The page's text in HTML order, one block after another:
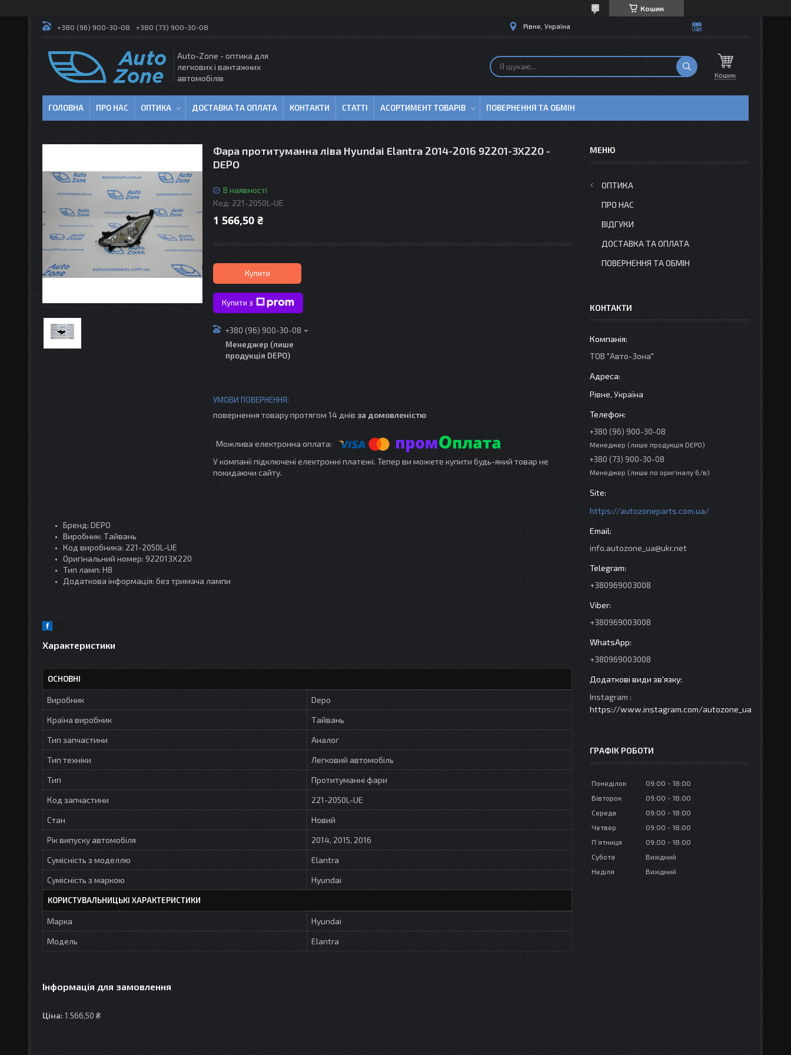
Кошик
+380 (96) 900-30-08 +380 (73) 900-30-08 Рівне, Україна
Auto-Zone - оптика для
легкових і вантажних
автомобілів
Кошик
ГОЛОВНА ПРО НАС ОПТИКА ДОСТАВКА ТА ОПЛАТА КОНТАКТИ СТАТТІ АСОРТИМЕНТ ТОВАРІВ ПОВЕРНЕННЯ ТА ОБМІН
Фара протитуманна ліва Hyundai Elantra 2014-2016 92201-3X220 -
DEPO
В наявності
Код: 221-2050L-UE
1 566,50 ₴
Купити
Купити з
+380 (96) 900-30-08
Менеджер (лише
продукція DEPO)
повернення товару протягом 14 днів за домовленістю
У компанії підключені електронні платежі. Тепер ви можете купити будь-який товар не
покидаючи сайту.
Бренд: DEPO
Виробник: Тайвань
Код виробника: 221-2050L-UE
Оригінальний номер: 922013X220
Тип ламп: Н8
Додаткова інформація: без тримача лампи
Характеристики
ОСНОВНІ
Виробник
Depo
Країна виробник
Тайвань
Тип запчастини
Аналог
Тип техніки
Легковий автомобіль
Тип
Протитуманні фари
Код запчастини
221-2050L-UE
Стан
Новий
Рік випуску автомобіля
2014, 2015, 2016
Сумісність з моделлю
Elantra
Сумісність з маркою
Hyundai
КОРИСТУВАЛЬНИЦЬКІ ХАРАКТЕРИСТИКИ
Марка
Hyundai
Модель
Elantra
Інформація для замовлення
Ціна: 1 566,50 ₴
ОПТИКА
ПРО НАС
ВІДГУКИ
ДОСТАВКА ТА ОПЛАТА
ПОВЕРНЕННЯ ТА ОБМІН
КОНТАКТИ
ТОВ "Авто-Зона"
Рівне, Україна
+380 (96) 900-30-08
Менеджер (лише продукція DEPO)
+380 (73) 900-30-08
Менеджер (лише по оригіналу б/в)
https://autozoneparts.com.ua/
info.autozone_ua@ukr.net
+380969003008
+380969003008
+380969003008
Instagram
https://www.instagram.com/autozone_ua
ГРАФІК РОБОТИ
Понеділок 09:00
18:00
Вівторок
09:00
18:00
Середа
09:00
18:00
Четвер
09:00
18:00
Пʼятниця
09:00
18:00
Субота
Вихідний
Неділя
Вихідний